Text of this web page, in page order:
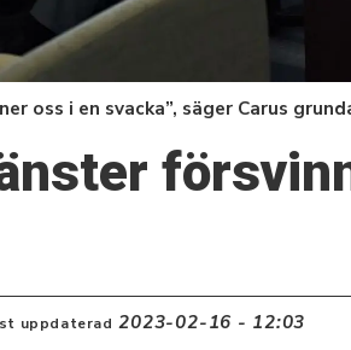
oss i en svacka”, säger Carus
uppdaterad 2023-02-16 - 12:03